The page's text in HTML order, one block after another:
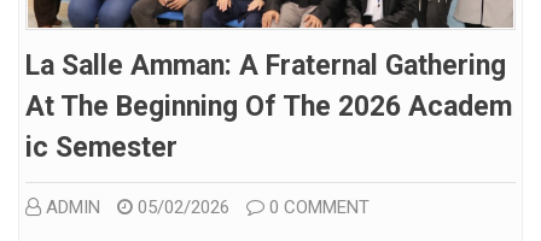
La Salle Amman: A Fraternal Gathering
At The Beginning Of The 2026 Academ
Ic Semester
ADMIN 05/02/2026 0 COMMENT